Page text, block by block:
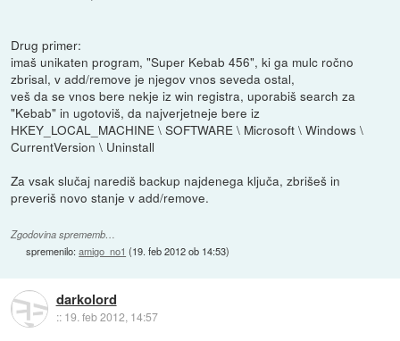
Drug primer:
imaš unikaten program, "Super Kebab 456", ki ga mulc ročno
zbrisal, v add/remove je njegov vnos seveda ostal,
veš da se vnos bere nekje iz win registra, uporabiš search za
"Kebab" in ugotoviš, da najverjetneje bere iz
HKEY_LOCAL_MACHINE \ SOFTWARE \ Microsoft \ Windows \
CurrentVersion \ Uninstall
Za vsak slučaj narediš backup najdenega ključa, zbrišeš in
preveriš novo stanje v add/remove.
Zgodovina sprememb…
spremenilo:amigo_no1 (19. feb 2012 ob 14:53)
darkolord
:: 19. feb 2012, 14:57